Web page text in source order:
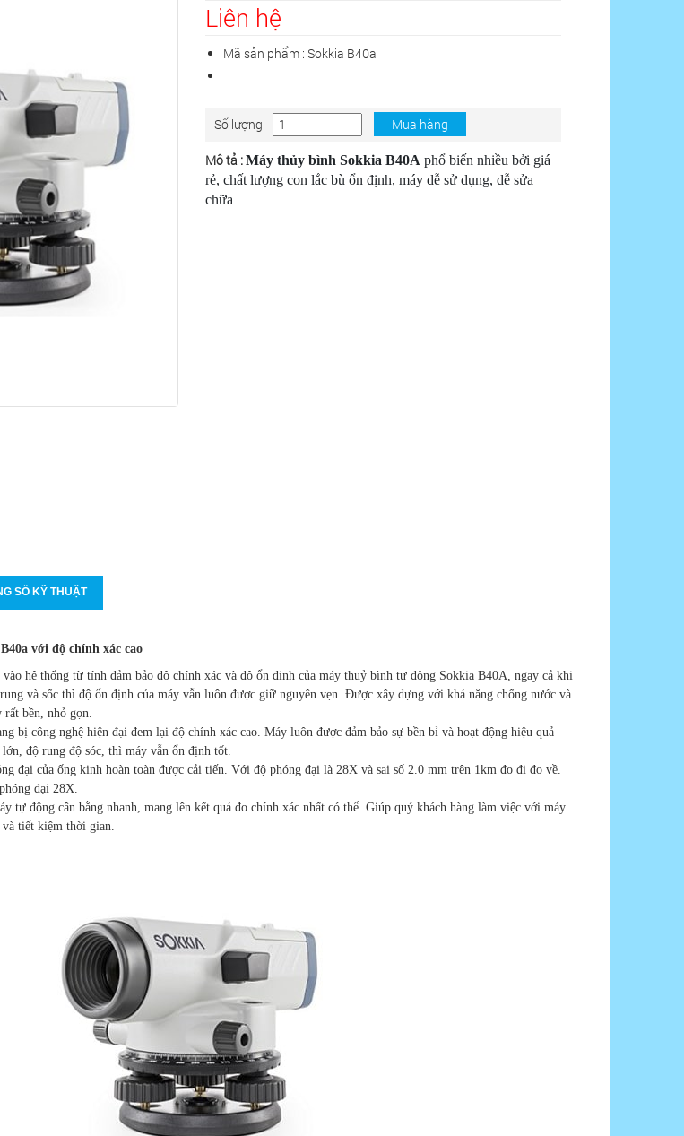
Liên hệ
Mã sản phẩm : Sokkia B40a
Số lượng: Mua hàng
Mô tả :Máy thủy bình Sokkia B40A phổ biến nhiều bởi giá
rẻ, chất lượng con lắc bù ổn định, máy dễ sử dụng, dễ sửa
chữa
SỐ KỸ THUẬT
với độ chính xác cao
vào hệ thống từ tính đảm bảo độ chính xác và độ ổn định của máy thuỷ bình tự động Sokkia B40A, ngay cả khi
và sốc thì độ ổn định của máy vẫn luôn được giữ nguyên vẹn. Được xây dựng với khả năng chống nước và
bền, nhỏ gọn.
bị công nghệ hiện đại đem lại độ chính xác cao. Máy luôn được đảm bảo sự bền bỉ và hoạt động hiệu quả
độ rung độ sóc, thì máy vẫn ổn định tốt.
đại của ống kinh hoàn toàn được cải tiến. Với độ phóng đại là 28X và sai số 2.0 mm trên 1km đo đi đo về.
đại 28X.
tự động cân bằng nhanh, mang lên kết quả đo chính xác nhất có thể. Giúp quý khách hàng làm việc với máy
tiết kiệm thời gian.